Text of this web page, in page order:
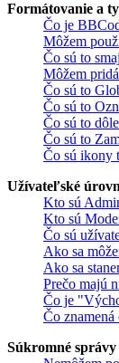
Formátovanie a
Čo je
Môžem
Čo sú to
Môžem
Čo sú to
Čo sú to
Čo sú to
Čo sú to
Čo sú ikony
Užívateľské
Kto sú
Kto sú
Čo sú
Ako sa
Ako sa
Prečo majú
Čo je
Čo
Súkromné správy